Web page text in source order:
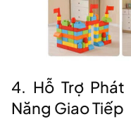
4. Hỗ Trợ
Năng Giao Tiếp